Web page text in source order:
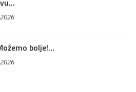
bolje!...